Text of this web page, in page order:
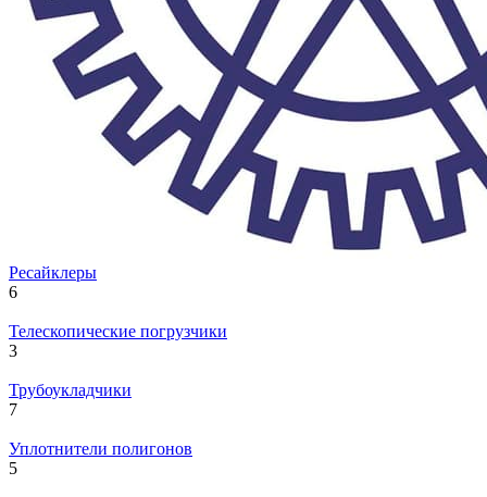
Ресайклеры
6
Телескопические погрузчики
3
Трубоукладчики
7
Уплотнители полигонов
5